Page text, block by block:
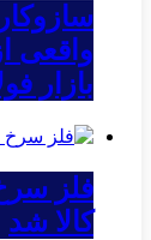
واقعی
بازار
فلز
کالا شد